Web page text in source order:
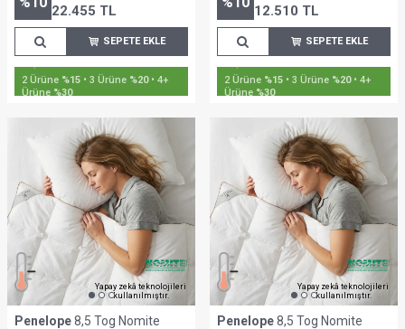
22.455 TL
SEPETE EKLE
2 Ürüne • 3 Ürüne
Ürüne%30
12.510 TL
SEPETE EKLE
2 Ürüne • 3 Ürüne
Ürüne%30
Yapay zekâ teknolojileri
kullanılmıştır.
Penelope8,5 Tog Nomite
Yapay zekâ teknolojileri
kullanılmıştır.
Penelope8,5 Tog Nomite